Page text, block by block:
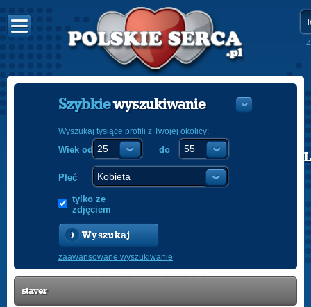
POLISH
Szybkiewyszukiwanie
Wyszukaj tysiące profili z Twojej okolicy:
Wiek od do
Płeć
tylko ze
zdjęciem
Wyszukaj
zaawansowane wyszukiwanie
staver